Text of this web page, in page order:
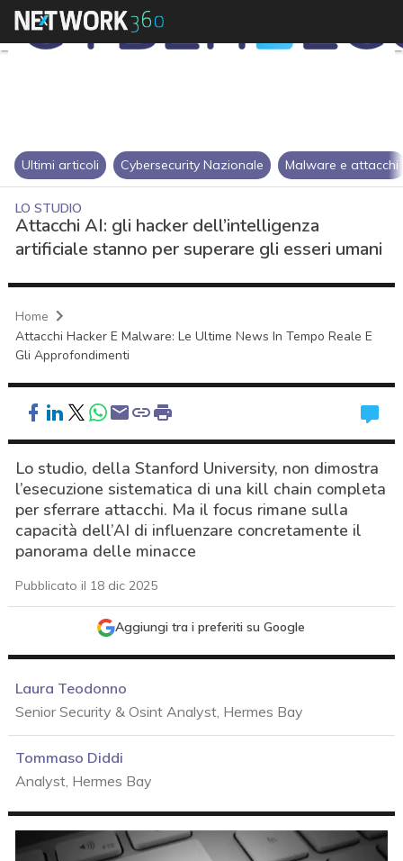
Ultimi articoli Cybersecurity Nazionale Malware e attacchi
LO STUDIO
Attacchi AI: gli hacker dell’intelligenza
artificiale stanno per superare gli esseri umani
Home
Attacchi Hacker E Malware: Le Ultime News In Tempo Reale E
Gli Approfondimenti
Lo studio, della Stanford University, non dimostra
l’esecuzione sistematica di una kill chain completa
per sferrare attacchi. Ma il focus rimane sulla
capacità dell’AI di influenzare concretamente il
panorama delle minacce
Pubblicato il 18 dic 2025
Aggiungi tra i preferiti su Google
Laura Teodonno
Senior Security & Osint Analyst, Hermes Bay
Tommaso Diddi
Analyst, Hermes Bay